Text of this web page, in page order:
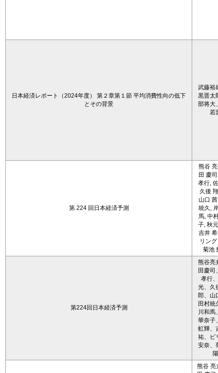
日本経済レポート（2024年度） 第２章第１節 平均消費性向の低下
とその背景
武藤裕
黒晋太
部将大
若
第 224 回日本経済予測
熊谷
田 慶
孝行,
久後
山口
統久,
馬, 中
子, 秋
吉井
リン
菊池
第224回日本経済予測
熊谷亮
田慶司
孝行
光、久
郎、山
田村統
川和馬
華奈子
虹輝、
祐、ビ
安奈、
陽
熊谷 亮